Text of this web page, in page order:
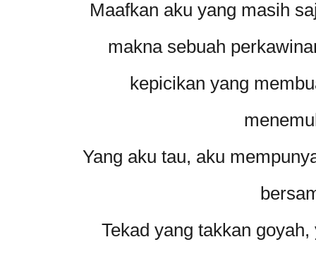
Maafkan aku yang masih
makna sebuah
kepicikan yang
Yang aku tau, aku
Tekad yang takkan